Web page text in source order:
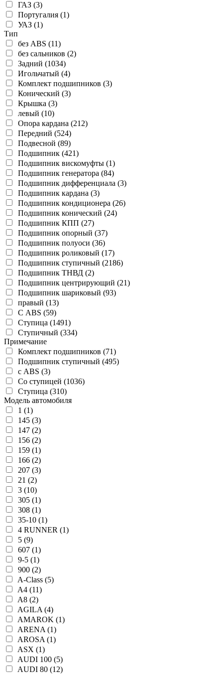
ГАЗ (3)
Португалия (1)
УАЗ (1)
Тип
без ABS (11)
без сальников (2)
Задний (1034)
Игольчатый (4)
Комплект подшипников (3)
Конический (3)
Крышка (3)
левый (10)
Опора кардана (212)
Передний (524)
Подвесной (89)
Подшипник (421)
Подшипник вискомуфты (1)
Подшипник генератора (84)
Подшипник дифференциала (3)
Подшипник кардана (3)
Подшипник кондиционера (26)
Подшипник конический (24)
Подшипник КПП (27)
Подшипник опорный (37)
Подшипник полуоси (36)
Подшипник роликовый (17)
Подшипник ступичный (2186)
Подшипник ТНВД (2)
Подшипник центрирующий (21)
Подшипник шариковый (93)
правый (13)
С ABS (59)
Ступица (1491)
Ступичный (334)
Примечание
Комплект подшипников (71)
Подшипник ступичный (495)
с ABS (3)
Со ступицей (1036)
Ступица (310)
Модель автомобиля
1 (1)
145 (3)
147 (2)
156 (2)
159 (1)
166 (2)
207 (3)
21 (2)
3 (10)
305 (1)
308 (1)
35-10 (1)
4 RUNNER (1)
5 (9)
607 (1)
9-5 (1)
900 (2)
A-Class (5)
A4 (11)
A8 (2)
AGILA (4)
AMAROK (1)
ARENA (1)
AROSA (1)
ASX (1)
AUDI 100 (5)
AUDI 80 (12)